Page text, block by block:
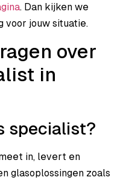
. Dan kijken we
voor jouw situatie.
over
in
specialist?
in, levert en
glasoplossingen zoals